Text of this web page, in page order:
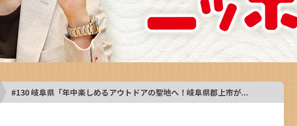
#130 岐阜県「年中楽しめるアウトドアの聖地へ！岐阜県郡上市が...